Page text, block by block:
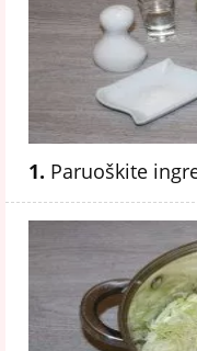
1. Paruoškite